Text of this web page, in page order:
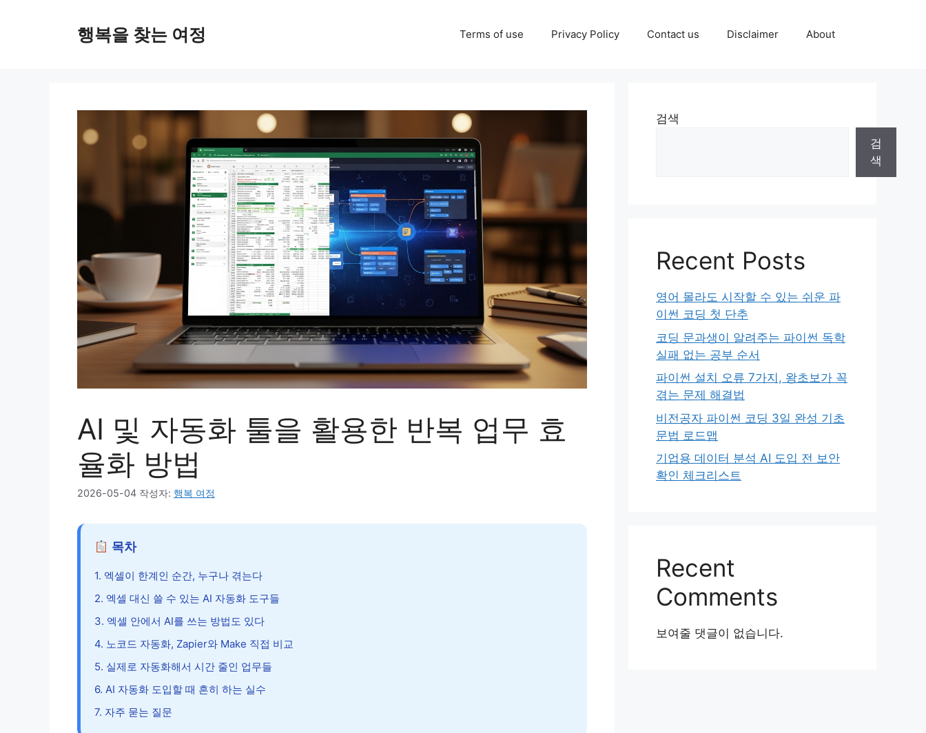
행복을 찾는 여정 Terms of use Privacy Policy Contact us Disclaimer About
AI 및 자동화 툴을 활용한 반복 업무 효
율화 방법
2026-05-04 작성자: 행복 여정
목차
1. 엑셀이 한계인 순간, 누구나 겪는다
2. 엑셀 대신 쓸 수 있는 AI 자동화 도구들
3. 엑셀 안에서 AI를 쓰는 방법도 있다
4. 노코드 자동화, Zapier와 Make 직접 비교
5. 실제로 자동화해서 시간 줄인 업무들
6. AI 자동화 도입할 때 흔히 하는 실수
7. 자주 묻는 질문
검색
검
색
Recent Posts
영어 몰라도 시작할 수 있는 쉬운 파
이썬 코딩 첫 단추
코딩 문과생이 알려주는 파이썬 독학
실패 없는 공부 순서
파이썬 설치 오류 7가지, 왕초보가 꼭
겪는 문제 해결법
비전공자 파이썬 코딩 3일 완성 기초
문법 로드맵
기업용 데이터 분석 AI 도입 전 보안
확인 체크리스트
Recent
Comments
보여줄 댓글이 없습니다.